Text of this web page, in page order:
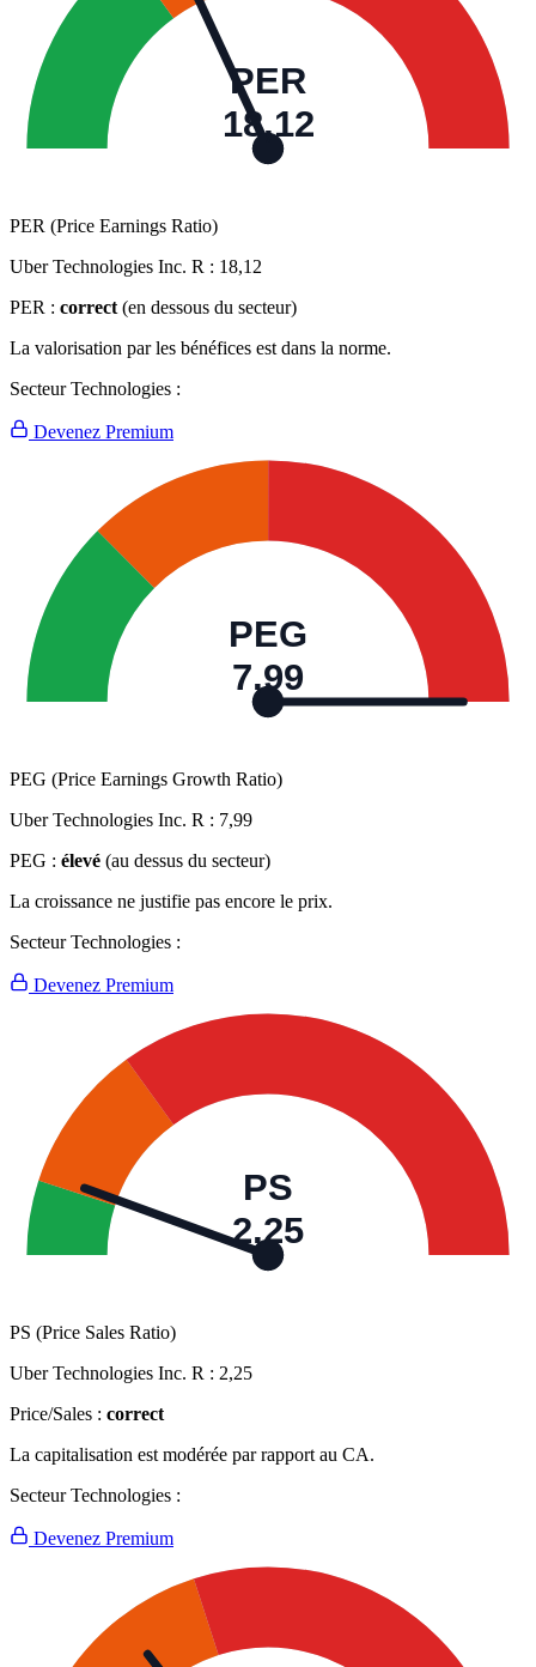
PER
18,12
PER (Price Earnings Ratio)
Uber Technologies Inc. R : 18,12
PER : correct (en dessous du secteur)
La valorisation par les bénéfices est dans la norme.
Secteur Technologies :
Devenez Premium
PEG
7,99
PEG (Price Earnings Growth Ratio)
Uber Technologies Inc. R : 7,99
PEG : élevé (au dessus du secteur)
La croissance ne justifie pas encore le prix.
Secteur Technologies :
Devenez Premium
PS
2,25
PS (Price Sales Ratio)
Uber Technologies Inc. R : 2,25
Price/Sales : correct
La capitalisation est modérée par rapport au CA.
Secteur Technologies :
Devenez Premium